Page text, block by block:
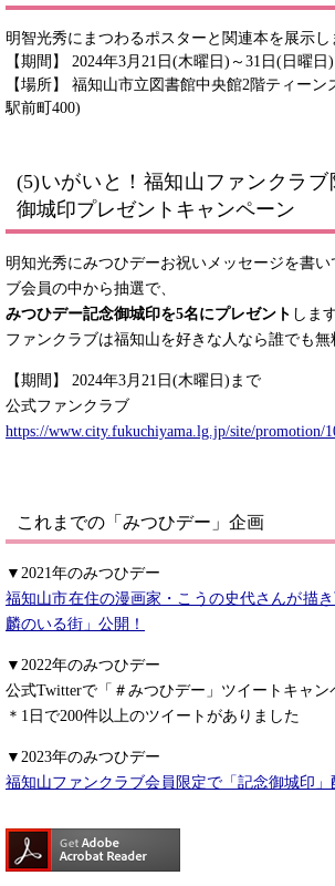
明智光秀にまつわるポスターと関連本を展示し
【期間】 2024年3月21日(木曜日)～31日(日曜
【場所】 福知山市立図書館中央館2階ティー
駅前町400)
(5)いがいと！福知山ファンクラ
御城印プレゼントキャンペーン
明知光秀にみつひデーお祝いメッセージを書
ブ会員の中から抽選で、
みつひデー記念御城印を5名にプレゼント しま
ファンクラブは福知山を好きな人なら誰でも無
【期間】 2024年3月21日(木曜日)まで
公式ファンクラブ
https://www.city.fukuchiyama.lg.jp/site/promotion/
これまでの「みつひデー」企画
▼2021年のみつひデー
福知山市在住の漫画家・こうの史代さんが描
麟のいる街」公開！
▼2022年のみつひデー
公式Twitterで「＃みつひデー」ツイートキャン
＊1日で200件以上のツイートがありました
▼2023年のみつひデー
福知山ファンクラブ会員限定で「記念御城印」